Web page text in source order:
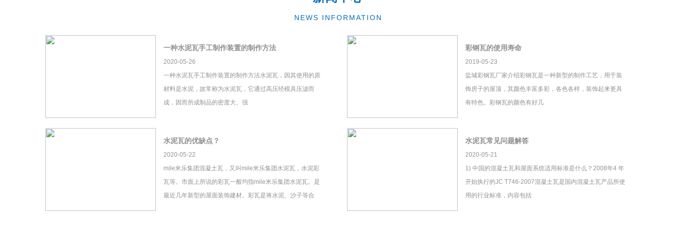
NEWS INFORMATION
一种水泥瓦手工制作装置的制作方法
2020-05-26
一种水泥瓦手工制作装置的制作方法水泥瓦，因其使用的原
材料是水泥，故常称为水泥瓦，它通过高压经模具压滤而
成，因而所成制品的密度大、强
彩钢瓦的使用寿命
2019-05-23
盐城彩钢瓦厂家介绍彩钢瓦是一种新型的制作工艺，用于装
饰房子的屋顶，其颜色丰富多彩，各色各样，装饰起来更具
有特色。彩钢瓦的颜色有好几
水泥瓦的优缺点？
2020-05-22
mile米乐集团混凝土瓦，又叫mile米乐集团水泥瓦，水泥彩
瓦等。市面上所说的彩瓦一般均指mile米乐集团水泥瓦。是
最近几年新型的屋面装饰建材。彩瓦是将水泥、沙子等合
水泥瓦常见问题解答
2020-05-21
1) 中国的混凝土瓦和屋面系统适用标准是什么？2008年4 年
开始执行的JC T746-2007混凝土瓦是国内混凝土瓦产品所使
用的行业标准，内容包括